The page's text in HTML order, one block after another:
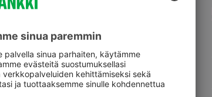
Palvelut
Sähköinen allekirjoitus